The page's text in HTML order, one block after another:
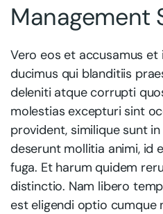
Management
Vero eos et accusamus
ducimus qui blanditiis
deleniti atque corrupti
molestias excepturi sint
provident, similique sunt
deserunt mollitia animi, id
fuga. Et harum quidem
distinctio. Nam libero
est eligendi optio cumque